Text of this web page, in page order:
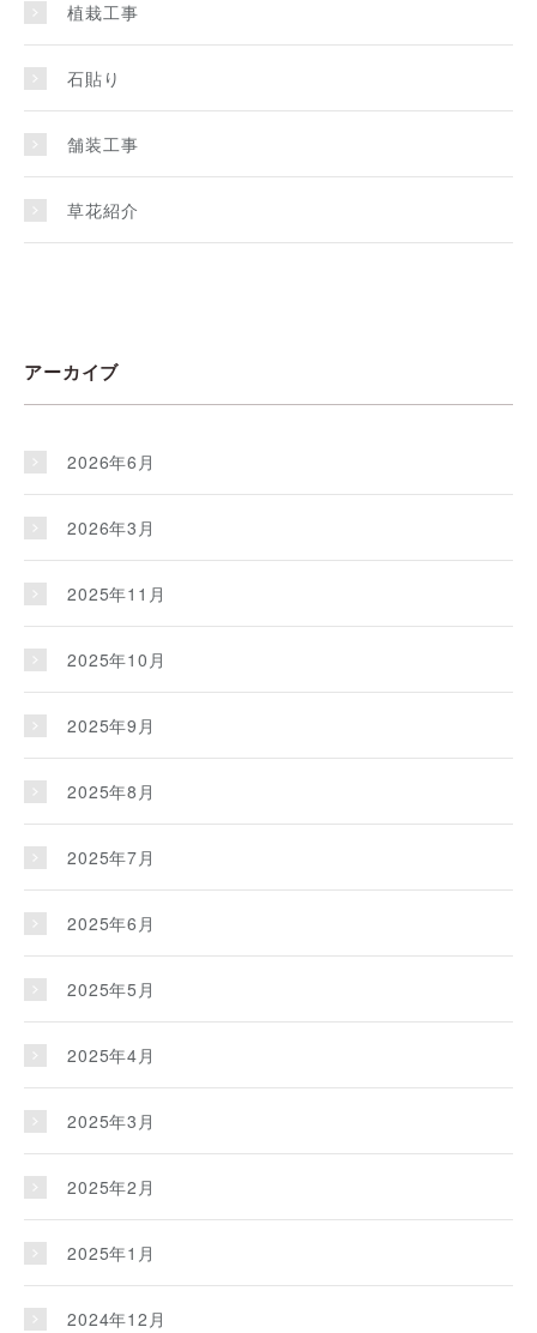
植栽工事
石貼り
舗装工事
草花紹介
アーカイブ
2026年6月
2026年3月
2025年11月
2025年10月
2025年9月
2025年8月
2025年7月
2025年6月
2025年5月
2025年4月
2025年3月
2025年2月
2025年1月
2024年12月